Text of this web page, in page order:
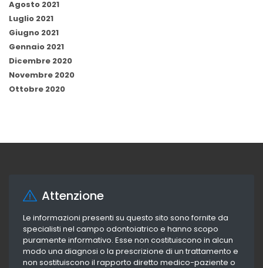
Agosto 2021
Luglio 2021
Giugno 2021
Gennaio 2021
Dicembre 2020
Novembre 2020
Ottobre 2020
Attenzione
Le informazioni presenti su questo sito sono fornite da
specialisti nel campo odontoiatrico e hanno scopo
puramente informativo. Esse non costituiscono in alcun
modo una diagnosi o la prescrizione di un trattamento e
non sostituiscono il rapporto diretto medico-paziente o